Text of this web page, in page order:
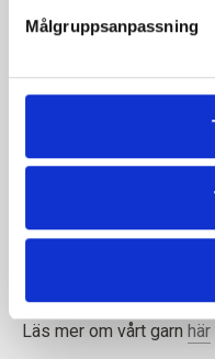
Målgruppsanpassning
Tänk på att
vilket innebär att den
omsorg när det gäller
lösa fibrerna med en
Läs mer om vårt garn här